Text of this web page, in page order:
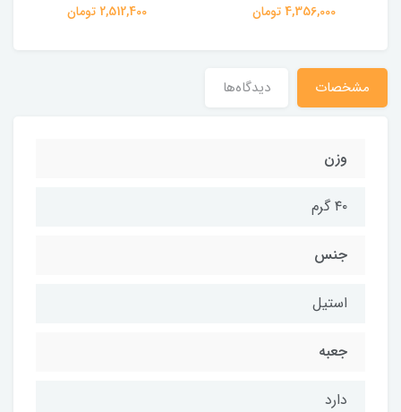
4,356,000 تومان 2,512,400 تومان
مشخصات دیدگاه‌ها
وزن
۴۰ گرم
جنس
استیل
جعبه
دارد